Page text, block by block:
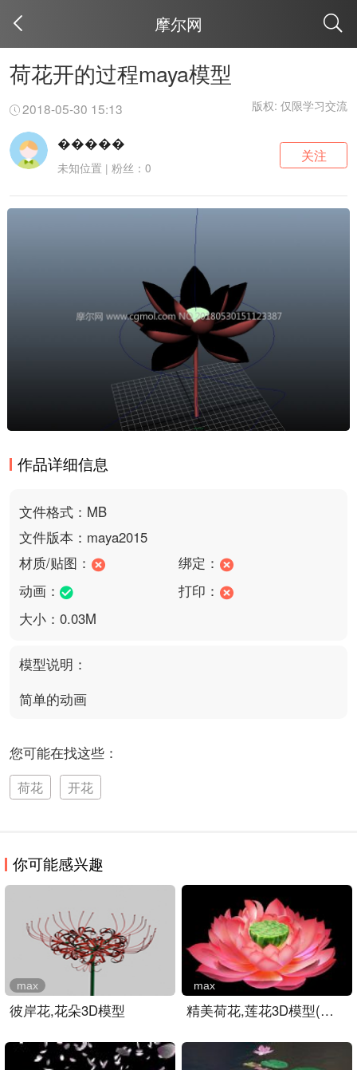
摩尔网
荷花开的过程maya模型
2018-05-30 15:13 版权: 仅限学习交流
�����
未知位置 | 粉丝：0
关注
作品详细信息
文件格式：MB
文件版本：maya2015
材质/贴图：
绑定：
动画：
打印：
大小：0.03M
模型说明：
简单的动画
您可能在找这些：
荷花 开花
你可能感兴趣
彼岸花,花朵3D模型
max
精美荷花,莲花3D模型(唯美..
max
取消